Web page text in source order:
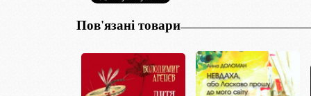
Пов'язані товари